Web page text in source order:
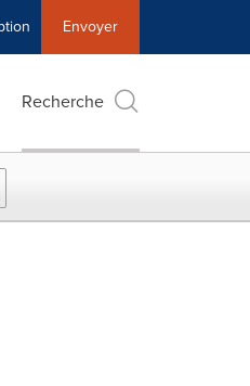
Envoyer
Recherche